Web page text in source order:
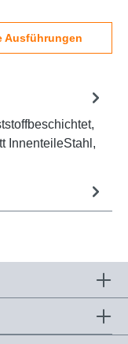
Ausführungen
InnenteileStahl,